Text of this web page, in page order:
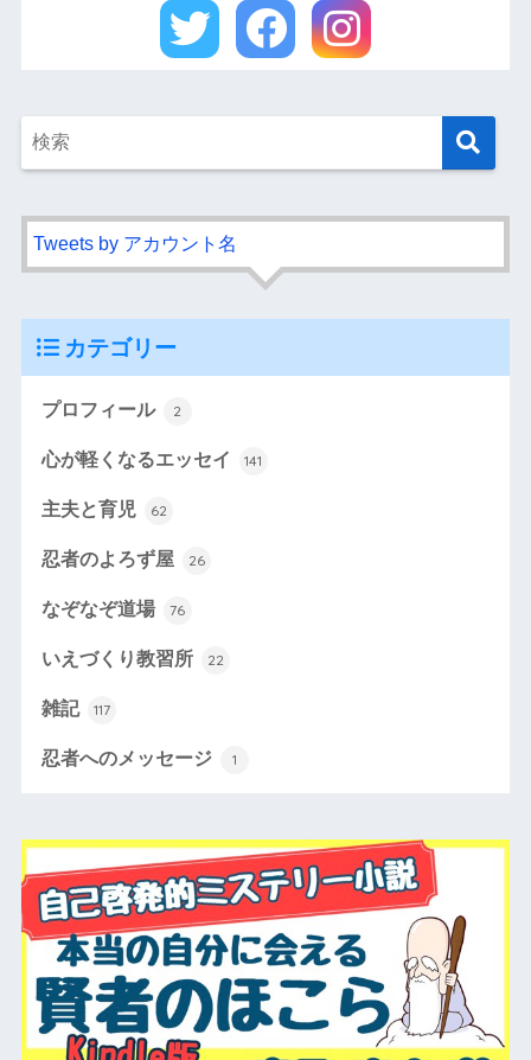
Tweets by アカウント名
カテゴリー
プロフィール 2
心が軽くなるエッセイ 141
主夫と育児 62
忍者のよろず屋 26
なぞなぞ道場 76
いえづくり教習所 22
雑記 117
忍者へのメッセージ 1